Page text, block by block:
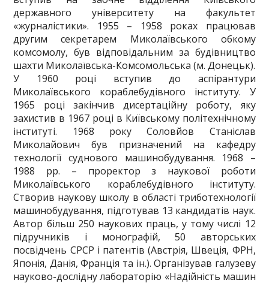
державного університету на факультет
«журналістики». 1955 – 1958 роках працював
другим секретарем Миколаївського обкому
комсомолу, був відповідальним за будівництво
шахти Миколаївська-Комсомольська (м. Донецьк).
У 1960 році вступив до аспірантури
Миколаївського кораблебудівного інституту. У
1965 році закінчив дисертаційну роботу, яку
захистив в 1967 році в Київському політехнічному
інституті. 1968 року Соловйов Станіслав
Миколайович був призначений на кафедру
технології суднового машинобудування. 1968 –
1988 рр. – проректор з наукової роботи
Миколаївського кораблебудівного інституту.
Створив наукову школу в області триботехнології
машинобудування, підготував 13 кандидатів наук.
Автор більш 250 наукових праць, у тому числі 12
підручників і монографій, 50 авторських
посвідчень СРСР і патентів (Австрія, Швеція, ФРН,
Японія, Данія, Франція та ін.). Організував галузеву
науково-дослідну лабораторію «Надійність машин